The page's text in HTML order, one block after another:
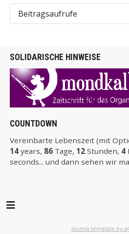
Beitragsaufrufe
SOLIDARISCHE HINWEISE
COUNTDOWN
Vereinbarte Lebenszeit (mit
14 years, 86 Tage, 12 Stunden, 4
seconds... und dann sehen wir
Joomla template by